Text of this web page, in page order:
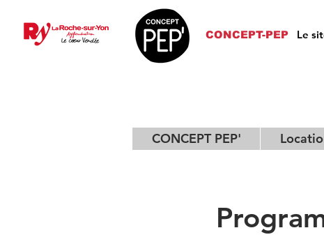
CONCEPT-PEP Le
CONCEPT PEP'